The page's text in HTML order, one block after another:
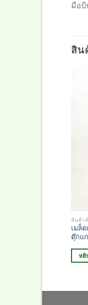
มือบี
สิน
สินค้า
เมล็
ตุ๊กแ
หยิ